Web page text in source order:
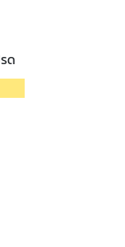
ด